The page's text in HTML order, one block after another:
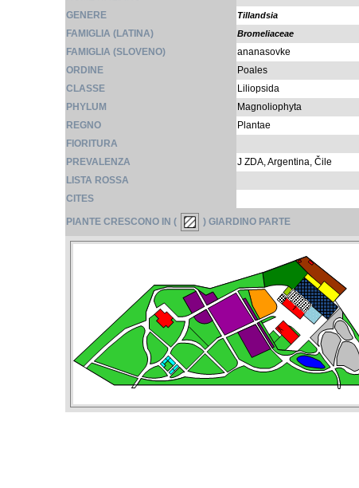
GENERE
Tillandsia
FAMIGLIA (LATINA) Bromeliaceae
FAMIGLIA (SLOVENO)
ananasovke
ORDINE
Poales
CLASSE
Liliopsida
PHYLUM
Magnoliophyta
REGNO
Plantae
FIORITURA
PREVALENZA
J ZDA, Argentina, Čile
LISTA ROSSA
CITES
PIANTE CRESCONO IN ( ) GIARDINO PARTE